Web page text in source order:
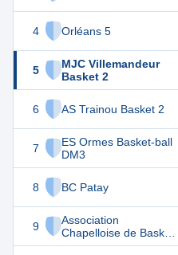
4 Orléans 5
5
MJC Villemandeur
Basket 2
6 AS Trainou Basket 2
7
ES Ormes Basket-ball
DM3
8 BC Patay
9
Association
Chapelloise de Basket
2
36
35
34 22
28